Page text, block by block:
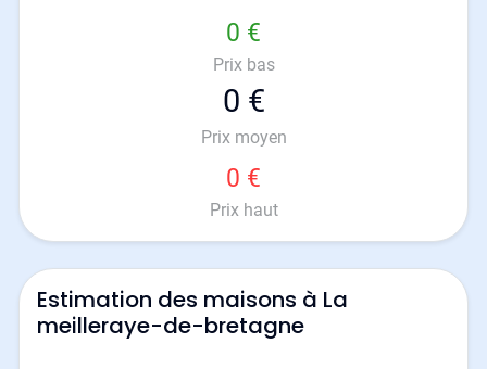
0 €
Prix bas
0 €
Prix moyen
0 €
Prix haut
Estimation des maisons à La
meilleraye-de-bretagne